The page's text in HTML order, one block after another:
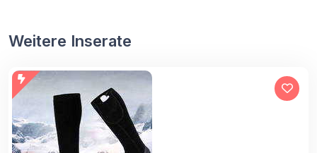
Weitere Inserate